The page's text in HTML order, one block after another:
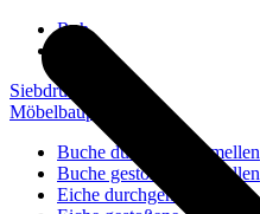
Roh
Siebdruckplatten
Möbelbauplatten
Buche durchgeh. Lamellen
Buche gestoßene Lamellen
Eiche durchgeh. Lamellen